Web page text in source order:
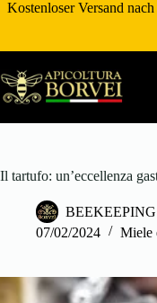
Zum
Kostenloser Versand
Il tartufo: un’eccellenza
07/02/2024
Miele